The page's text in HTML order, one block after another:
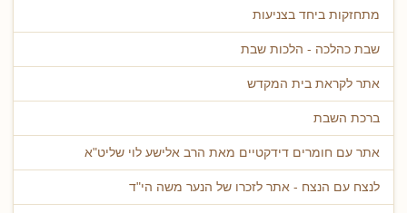
מתחזקות ביחד בצניעות
שבת כהלכה - הלכות שבת
אתר לקראת בית המקדש
ברכת השבת
אתר עם חומרים דידקטיים מאת הרב אלישע לוי שליט"א
לנצח עם הנצח - אתר לזכרו של הנער משה הי"ד